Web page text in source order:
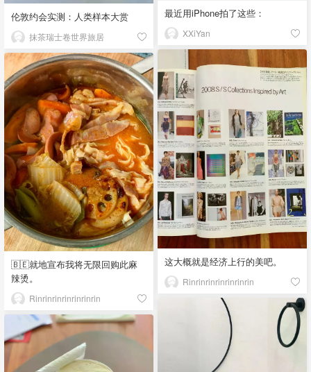
伦敦约会实测：人类样本大赏
抹茶瑞士卷世界旅居
最近用iPhone拍了这些：
XXiYan
这大概就是经济上行的美吧。
Rinrinrinrinrinrinrin
🇧🇪就地宣布我将无限回购此麻
辣烫。
Rinrinrinrinrinrinrin